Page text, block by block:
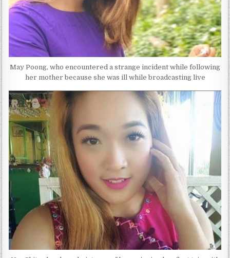
May Poong, who encountered a strange incident while following
her mother because she was ill while broadcasting live